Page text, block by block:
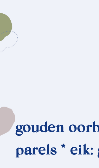
gouden
parels * eik: